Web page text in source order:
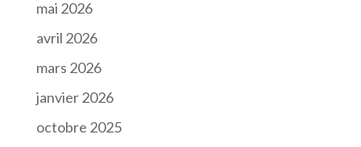
mai 2026
avril 2026
mars 2026
janvier 2026
octobre 2025